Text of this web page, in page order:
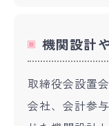
機関設計
取締役会設置
会社、会計参